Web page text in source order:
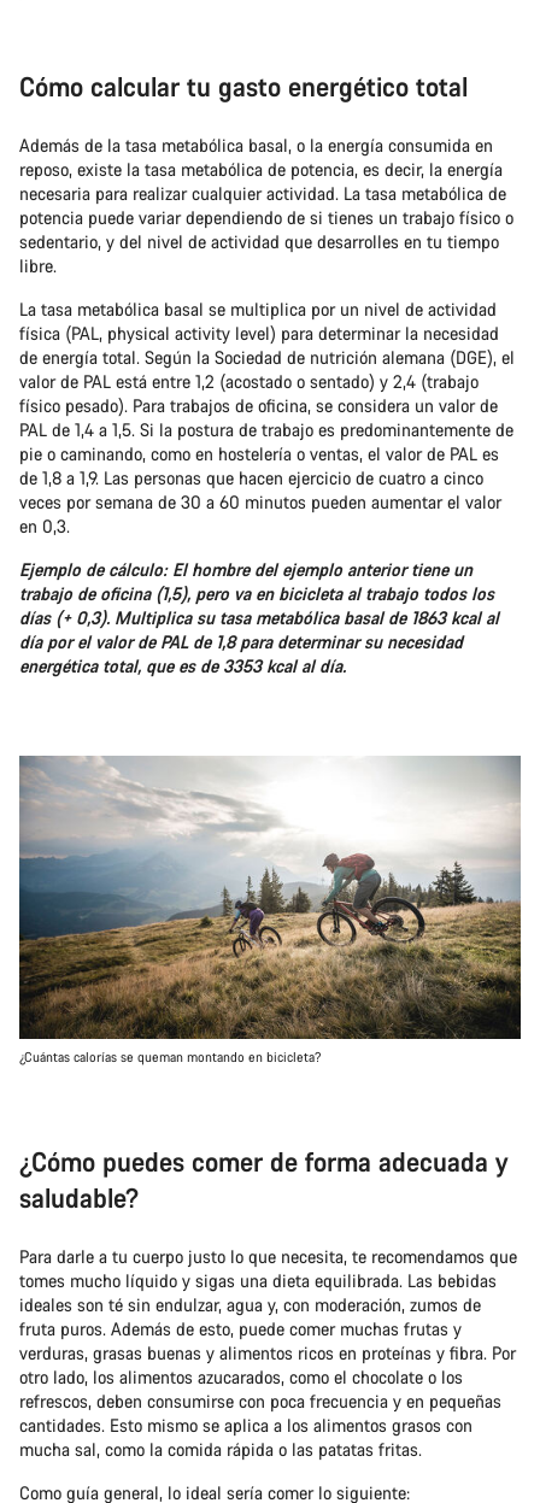
Cómo calcular tu gasto energético total
Además de la tasa metabólica basal, o la energía consumida en
reposo, existe la tasa metabólica de potencia, es decir, la energía
necesaria para realizar cualquier actividad. La tasa metabólica de
potencia puede variar dependiendo de si tienes un trabajo físico o
sedentario, y del nivel de actividad que desarrolles en tu tiempo
libre.
La tasa metabólica basal se multiplica por un nivel de actividad
física (PAL, physical activity level) para determinar la necesidad
de energía total. Según la Sociedad de nutrición alemana (DGE), el
valor de PAL está entre 1,2 (acostado o sentado) y 2,4 (trabajo
físico pesado). Para trabajos de oficina, se considera un valor de
PAL de 1,4 a 1,5. Si la postura de trabajo es predominantemente de
pie o caminando, como en hostelería o ventas, el valor de PAL es
de 1,8 a 1,9. Las personas que hacen ejercicio de cuatro a cinco
veces por semana de 30 a 60 minutos pueden aumentar el valor
en 0,3.
Ejemplo de cálculo: El hombre del ejemplo anterior tiene un
trabajo de oficina (1,5), pero va en bicicleta al trabajo todos los
días (+ 0,3). Multiplica su tasa metabólica basal de 1863 kcal al
día por el valor de PAL de 1,8 para determinar su necesidad
energética total, que es de 3353 kcal al día.
¿Cuántas calorías se queman montando en bicicleta?
¿Cómo puedes comer de forma adecuada y
saludable?
Para darle a tu cuerpo justo lo que necesita, te recomendamos que
tomes mucho líquido y sigas una dieta equilibrada. Las bebidas
ideales son té sin endulzar, agua y, con moderación, zumos de
fruta puros. Además de esto, puede comer muchas frutas y
verduras, grasas buenas y alimentos ricos en proteínas y fibra. Por
otro lado, los alimentos azucarados, como el chocolate o los
refrescos, deben consumirse con poca frecuencia y en pequeñas
cantidades. Esto mismo se aplica a los alimentos grasos con
mucha sal, como la comida rápida o las patatas fritas.
Como guía general, lo ideal sería comer lo siguiente: